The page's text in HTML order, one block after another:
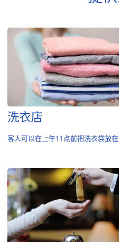
洗衣店
客人可以在上午11点前把洗衣袋放